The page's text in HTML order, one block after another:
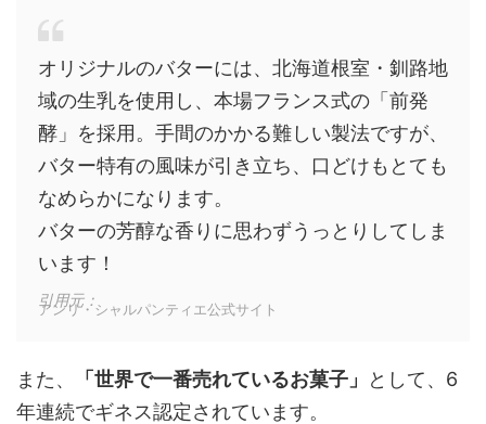
オリジナルのバターには、北海道根室・釧路地
域の生乳を使用し、本場フランス式の「前発
酵」を採用。手間のかかる難しい製法ですが、
バター特有の風味が引き立ち、口どけもとても
なめらかになります。
バターの芳醇な香りに思わずうっとりしてしま
います！
引用元：
アンリ・シャルパンティエ公式サイト
また、 「世界で一番売れているお菓子」 として、 6
年連続でギネス認定されています。